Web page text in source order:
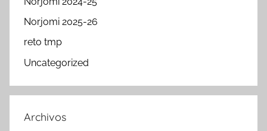
Norjomi 2025-26
reto tmp
Uncategorized
Archivos